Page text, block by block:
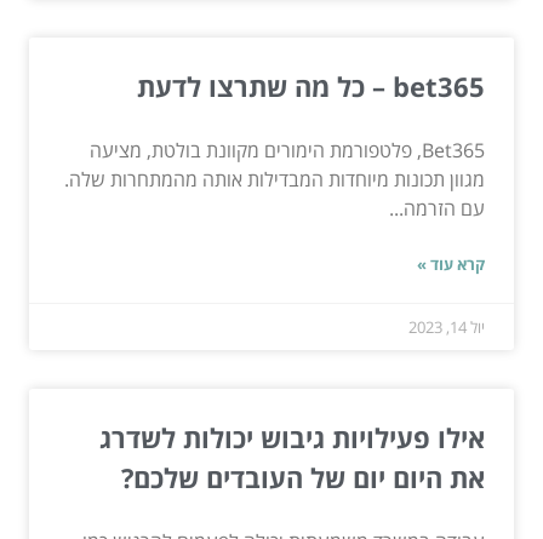
bet365 – כל מה שתרצו לדעת
Bet365, פלטפורמת הימורים מקוונת בולטת, מציעה
מגוון תכונות מיוחדות המבדילות אותה מהמתחרות שלה.
עם הזרמה...
קרא עוד »
יול 14, 2023
אילו פעילויות גיבוש יכולות לשדרג
את היום יום של העובדים שלכם?